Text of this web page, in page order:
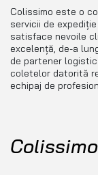
Colissimo este o
servicii de
satisface nevoile
excelență, de-a
de partener
coletelor datorită
echipaj de